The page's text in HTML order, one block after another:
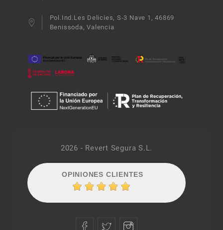
Pol.Ind.Les Delicies, S-3 Nave 1, 46869
Benissoda, Valencia
2026 - Revert Segura S.L.
OPINIONES CLIENTES